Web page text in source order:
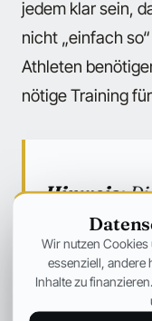
jedem klar sein,
nicht „einfach
Athleten
nötige Training
Hinweis:
Einnahme-
Anabole
Wir nutzen
essenziell, andere
Inhalte zu